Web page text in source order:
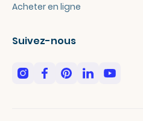
Acheter en ligne
Suivez-nous